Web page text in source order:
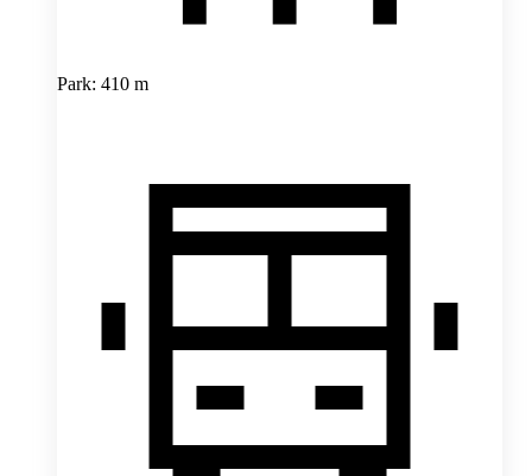
Park: 410 m